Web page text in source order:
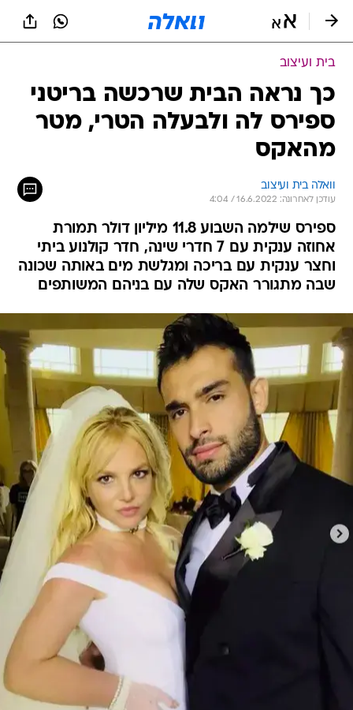
בית ועיצוב
כך נראה הבית שרכשה בריטני
ספירס לה ולבעלה הטרי, מטר
מהאקס
וואלה בית ועיצוב
עודכן לאחרונה: 16.6.2022 / 4:04
ספירס שילמה השבוע 11.8 מיליון דולר תמורת
אחוזה ענקית עם 7 חדרי שינה, חדר קולנוע ביתי
וחצר ענקית עם בריכה ומגלשת מים באותה שכונה
שבה מתגורר האקס שלה עם בניהם המשותפים